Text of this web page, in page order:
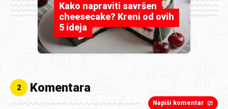
Kako napraviti savršen
cheesecake? Kreni od ovih
5 ideja
2 Komentara
Napiši komentar